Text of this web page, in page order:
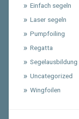
Einfach segeln
Laser segeln
Pumpfoiling
Regatta
Segelausbildung
Uncategorized
Wingfoilen